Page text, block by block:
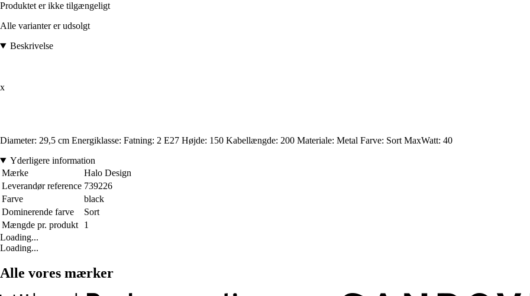
Produktet er ikke tilgængeligt
Alle varianter er udsolgt
Beskrivelse
x
Diameter: 29,5 cm Energiklasse: Fatning: 2 E27 Højde: 150 Kabellængde: 200 Materiale: Metal Farve: Sort MaxWatt: 40
Yderligere information
Mærke
Halo Design
Leverandør reference 739226
Farve
black
Dominerende farve
Sort
Mængde pr. produkt
1
Loading...
Loading...
Alle vores mærker